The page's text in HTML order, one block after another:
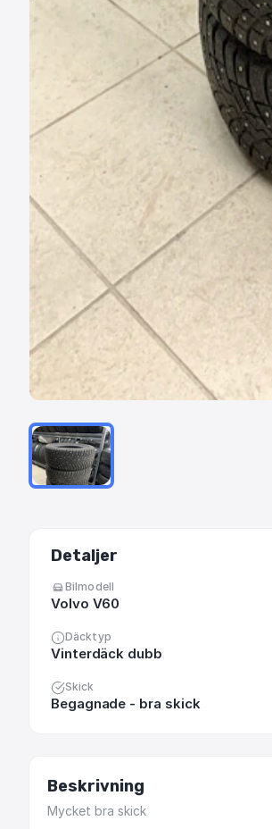
Detaljer
Bilmodell
Volvo V60
Däcktyp
Vinterdäck dubb
Skick
Begagnade - bra skick
Beskrivning
Mycket bra skick